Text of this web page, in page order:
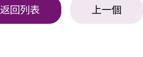
返回列表 上一個